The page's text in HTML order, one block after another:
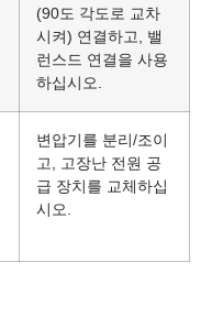
(90도 각도로 교차
시켜) 연결하고, 밸
런스드 연결을 사용
하십시오.
변압기를 분리/조이
고, 고장난 전원 공
급 장치를 교체하십
시오.